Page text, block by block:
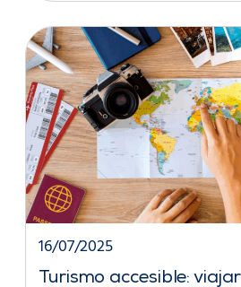
Turismo accesible:
16/07/2025